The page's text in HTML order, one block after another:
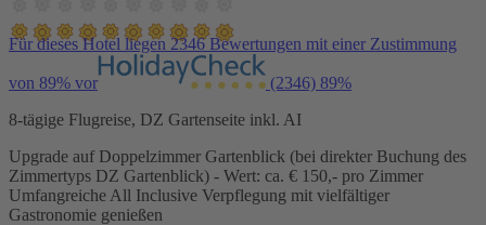
Für dieses Hotel liegen 2346 Bewertungen mit einer Zustimmung
von 89% vor (2346) 89%
8-tägige Flugreise, DZ Gartenseite inkl. AI
Upgrade auf Doppelzimmer Gartenblick (bei direkter Buchung des
Zimmertyps DZ Gartenblick) - Wert: ca. € 150,- pro Zimmer
Umfangreiche All Inclusive Verpflegung mit vielfältiger
Gastronomie genießen